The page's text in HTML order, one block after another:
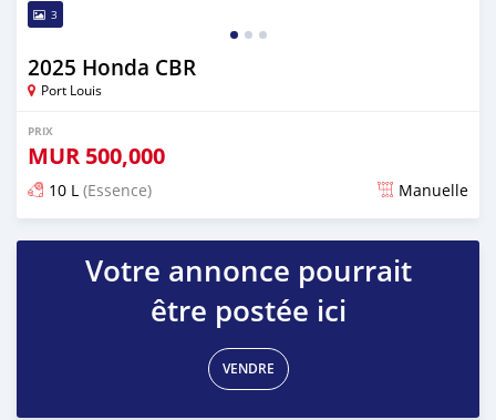
3
2025 Honda CBR
Port Louis
PRIX
MUR 500,000
10 L (Essence) Manuelle
Publié il y a 3 mois
Votre annonce pourrait
être postée ici
VENDRE